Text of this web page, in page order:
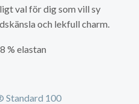
val för dig som vill sy
och lekfull charm.
% elastan
Standard 100